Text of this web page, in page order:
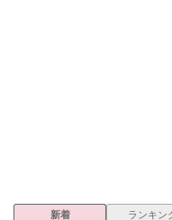
新着 ランキン